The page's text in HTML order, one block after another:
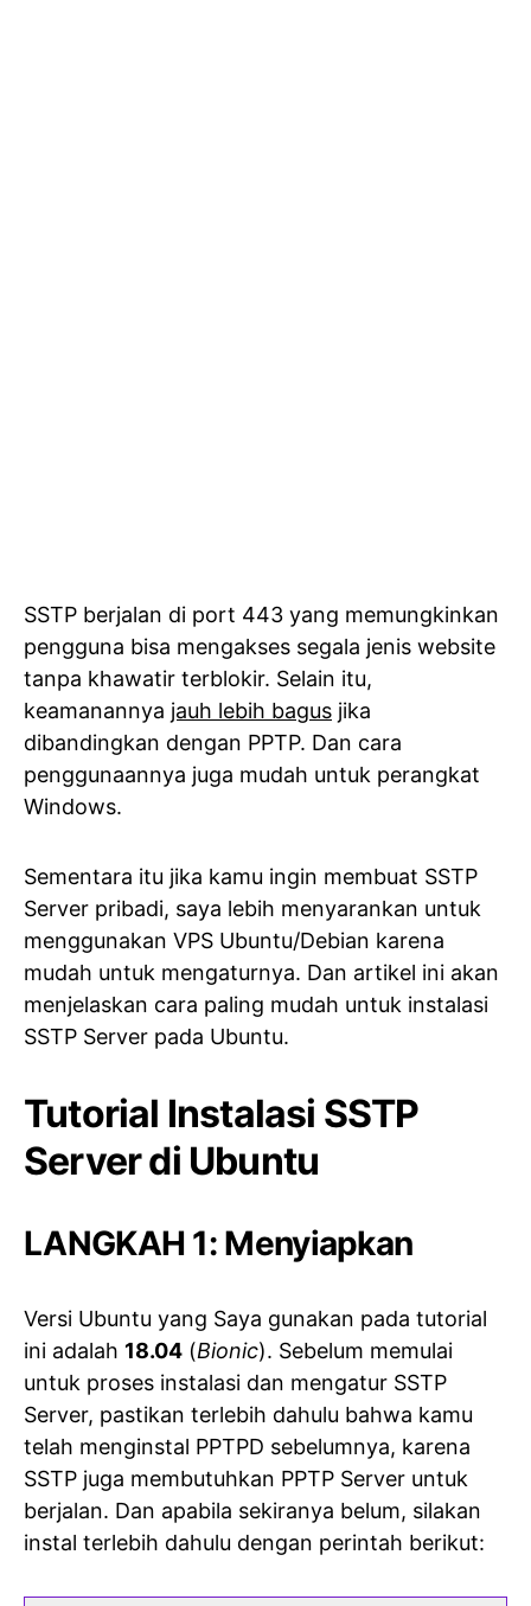
SSTP berjalan di port 443 yang memungkinkan
pengguna bisa mengakses segala jenis website
tanpa khawatir terblokir. Selain itu,
keamanannya jauh lebih bagus jika
dibandingkan dengan PPTP. Dan cara
penggunaannya juga mudah untuk perangkat
Windows.
Sementara itu jika kamu ingin membuat SSTP
Server pribadi, saya lebih menyarankan untuk
menggunakan VPS Ubuntu/Debian karena
mudah untuk mengaturnya. Dan artikel ini akan
menjelaskan cara paling mudah untuk instalasi
SSTP Server pada Ubuntu.
Tutorial Instalasi SSTP
Server di Ubuntu
LANGKAH 1: Menyiapkan
Versi Ubuntu yang Saya gunakan pada tutorial
ini adalah 18.04 (Bionic). Sebelum memulai
untuk proses instalasi dan mengatur SSTP
Server, pastikan terlebih dahulu bahwa kamu
telah menginstal PPTPD sebelumnya, karena
SSTP juga membutuhkan PPTP Server untuk
berjalan. Dan apabila sekiranya belum, silakan
instal terlebih dahulu dengan perintah berikut: